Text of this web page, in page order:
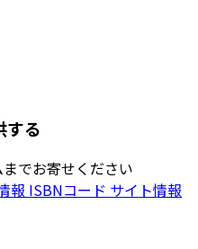
する
でお寄せください
報 ISBNコード サイト情報